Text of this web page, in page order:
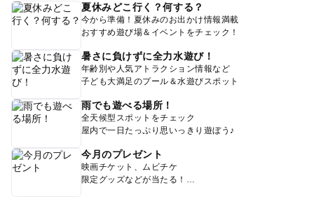
夏休みどこ行く？何する？
今から準備！夏休みのお出かけ情報満載
おすすめ遊び場＆イベントをチェック！
暑さに負けずに全力水遊び！
年齢別や人気アトラクション情報など
子ども大満足のプール＆水遊びスポット
雨でも遊べる場所！
全天候型スポットをチェック
屋内で一日たっぷり思いっきり遊ぼう♪
今月のプレゼント
映画チケット、ムビチケ
限定グッズなどが当たる！